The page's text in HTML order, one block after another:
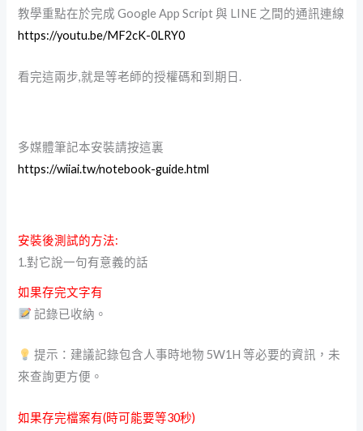
教學重點在於完成 Google App Script 與 LINE 之間的通訊連線
https://youtu.be/MF2cK-0LRY0
看完這兩步,就是等老師的授權碼和到期日.
多媒體筆記本安裝請按這裏
https://wiiai.tw/notebook-guide.html
安裝後測試的方法:
1.對它說一句有意義的話
如果存完文字有
記錄已收納。
提示：建議記錄包含人事時地物 5W1H 等必要的資訊，未
來查詢更方便。
如果存完檔案有(時可能要等30秒)